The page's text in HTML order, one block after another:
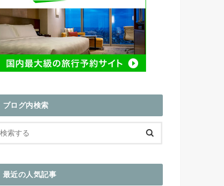
ブログ内検索
最近の人気記事